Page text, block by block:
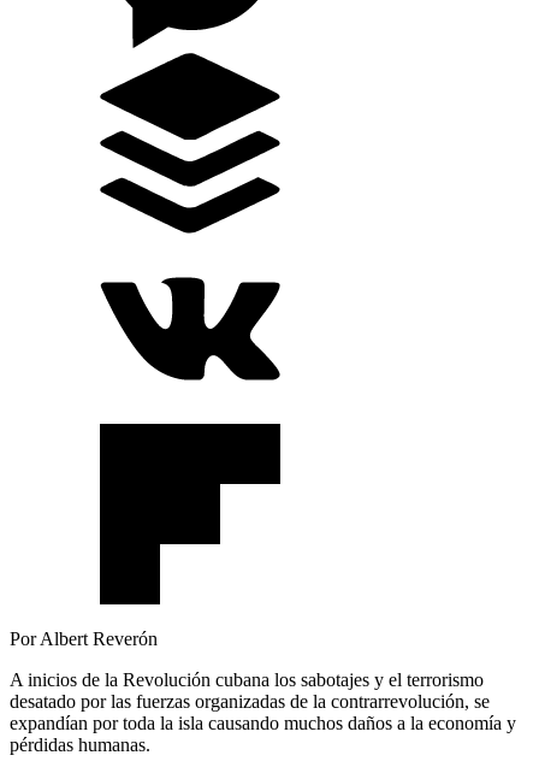
Por Albert Reverón
A inicios de la Revolución cubana los sabotajes y el terrorismo
desatado por las fuerzas organizadas de la contrarrevolución, se
expandían por toda la isla causando muchos daños a la economía y
pérdidas humanas.